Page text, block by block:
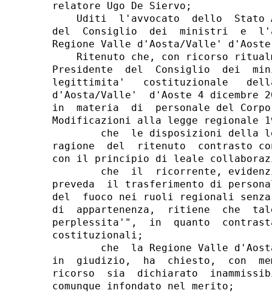
relatore Ugo De Siervo;
Uditi  l'avvocato  dello  Stato
del  Consiglio  dei  ministri  e
Regione Valle d'Aosta/Valle'
Ritenuto che, con ricorso
Presidente  del  Consiglio  dei
legittimita'   costituzionale
d'Aosta/Valle'  d'Aoste 4 dicembre
in  materia  di  personale del
Modificazioni alla legge regionale
che  le disposizioni della
ragione  del  ritenuto  contrasto
con il principio di leale
che  il  ricorrente,
preveda  il trasferimento di
del  fuoco nei ruoli regionali
di  appartenenza,  ritiene  che
perplessita'",  in  quanto
costituzionali;
che  la Regione Valle
in  giudizio,  ha  chiesto,  con
ricorso  sia  dichiarato
comunque infondato nel merito;